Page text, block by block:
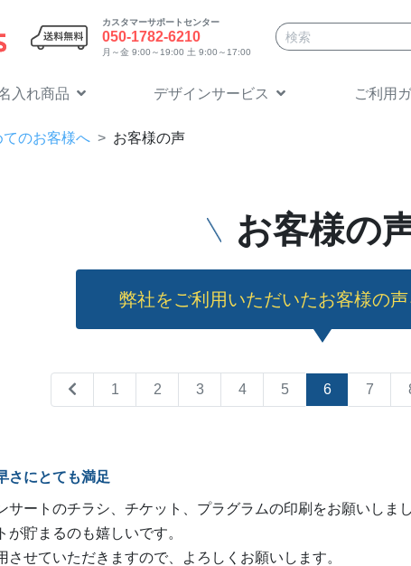
カスタマーサポートセンター
050-1782-6210
月～金 9:00～19:00 土 9:00～17:00
サイト内検索
入れ商品 デザインサービス ご利用
てのお客様へ お客様の声
お客様の
弊社をご利用いただいたお客様の声
1 2 3 4 5 6 7
さにとても満足
サートのチラシ、チケット、プラグラムの印刷をお願いしま
が貯まるのも嬉しいです。
させていただきますので、よろしくお願いします。